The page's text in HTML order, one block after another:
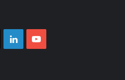
LinkedinYouTube